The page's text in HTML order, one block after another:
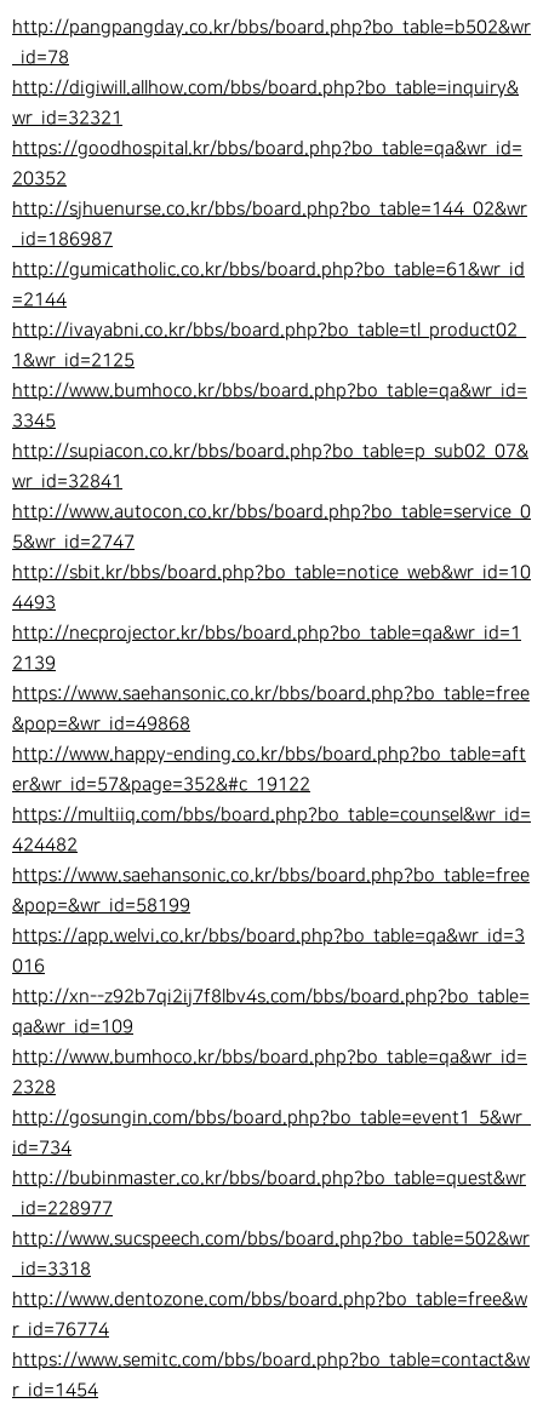
http://pangpangday.co.kr/bbs/board.php?bo_table=b502&wr
_id=78
http://digiwill.allhow.com/bbs/board.php?bo_table=inquiry&
wr_id=32321
https://goodhospital.kr/bbs/board.php?bo_table=qa&wr_id=
20352
http://sjhuenurse.co.kr/bbs/board.php?bo_table=144_02&wr
_id=186987
http://gumicatholic.co.kr/bbs/board.php?bo_table=61&wr_id
=2144
http://ivayabni.co.kr/bbs/board.php?bo_table=tl_product02_
1&wr_id=2125
http://www.bumhoco.kr/bbs/board.php?bo_table=qa&wr_id=
3345
http://supiacon.co.kr/bbs/board.php?bo_table=p_sub02_07&
wr_id=32841
http://www.autocon.co.kr/bbs/board.php?bo_table=service_0
5&wr_id=2747
http://sbit.kr/bbs/board.php?bo_table=notice_web&wr_id=10
4493
http://necprojector.kr/bbs/board.php?bo_table=qa&wr_id=1
2139
https://www.saehansonic.co.kr/bbs/board.php?bo_table=free
&pop=&wr_id=49868
http://www.happy-ending.co.kr/bbs/board.php?bo_table=aft
er&wr_id=57&page=352&#c_19122
https://multiiq.com/bbs/board.php?bo_table=counsel&wr_id=
424482
https://www.saehansonic.co.kr/bbs/board.php?bo_table=free
&pop=&wr_id=58199
https://app.welvi.co.kr/bbs/board.php?bo_table=qa&wr_id=3
016
http://xn--z92b7qi2ij7f8lbv4s.com/bbs/board.php?bo_table=
qa&wr_id=109
http://www.bumhoco.kr/bbs/board.php?bo_table=qa&wr_id=
2328
http://gosungin.com/bbs/board.php?bo_table=event1_5&wr_
id=734
http://bubinmaster.co.kr/bbs/board.php?bo_table=quest&wr
_id=228977
http://www.sucspeech.com/bbs/board.php?bo_table=502&wr
_id=3318
http://www.dentozone.com/bbs/board.php?bo_table=free&w
r_id=76774
https://www.semitc.com/bbs/board.php?bo_table=contact&w
r_id=1454